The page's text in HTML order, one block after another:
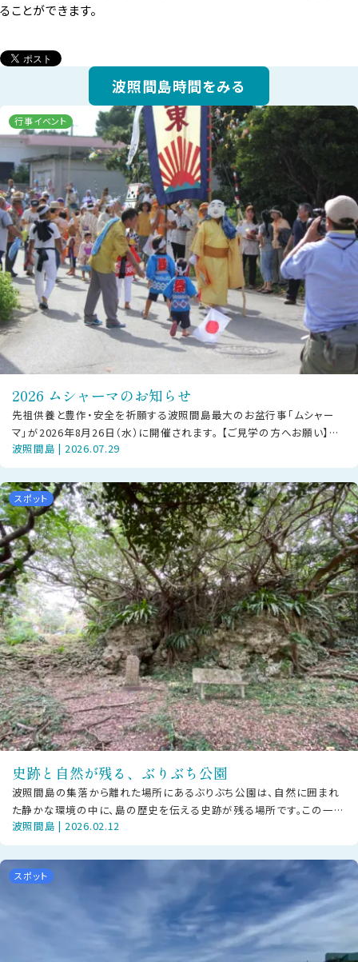
ることができます。
波照間島時間をみる
行事イベント
2026 ムシャーマのお知らせ
先祖供養と豊作・安全を祈願する波照間島最大のお盆行事「ムシャー
マ」が2026年8月26日（水）に開催されます。 【ご見学の方へお願い】本
行事は島の大切な神事です
波照間島 | 2026.07.29
スポット
史跡と自然が残る、ぶりぶち公園
波照間島の集落から離れた場所にあるぶりぶち公園は、自然に囲まれ
た静かな環境の中に、島の歴史を伝える史跡が残る場所です。この一帯
には、下田原城跡のほか、大泊浜貝塚
波照間島 | 2026.02.12
スポット